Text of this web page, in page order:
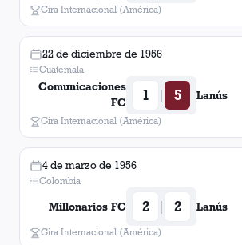
Urbano Agustín Reynoso
Julio Perez
Gira Internacional (América)
22 de diciembre de 1956
Guatemala
Comunicaciones
FC
1 | 5 Lanús
Gira Internacional (América)
4 de marzo de 1956
Colombia
Millonarios FC 2 | 2 Lanús
Gira Internacional (América)